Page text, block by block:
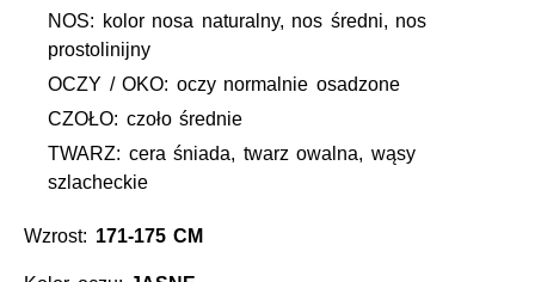
NOS: kolor nosa naturalny, nos średni, nos
prostolinijny
OCZY / OKO: oczy normalnie osadzone
CZOŁO: czoło średnie
TWARZ: cera śniada, twarz owalna, wąsy
szlacheckie
Wzrost: 171-175 CM